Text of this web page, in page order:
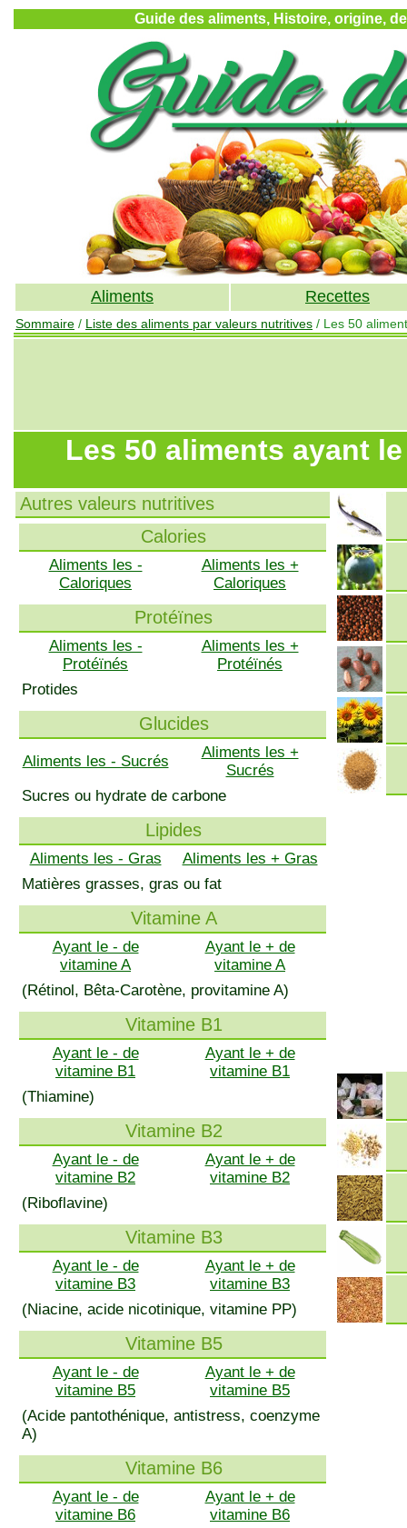
Guide des aliments, Histoire, origine,
Aliments Recettes
Sommaire / Liste des aliments par valeurs nutritives / Les 50
Les 50 aliments ayant
Autres valeurs nutritives
Calories
Aliments les -
Caloriques
Aliments les +
Caloriques
Protéïnes
Aliments les -
Protéïnés
Aliments les +
Protéïnés
Protides
Glucides
Aliments les - Sucrés
Aliments les +
Sucrés
Sucres ou hydrate de carbone
Lipides
Aliments les - Gras
Aliments les + Gras
Matières grasses, gras ou fat
Vitamine A
Ayant le - de
vitamine A
Ayant le + de
vitamine A
(Rétinol, Bêta-Carotène, provitamine A)
Vitamine B1
Ayant le - de
vitamine B1
Ayant le + de
vitamine B1
(Thiamine)
Vitamine B2
Ayant le - de
vitamine B2
Ayant le + de
vitamine B2
(Riboflavine)
Vitamine B3
Ayant le - de
vitamine B3
Ayant le + de
vitamine B3
(Niacine, acide nicotinique, vitamine PP)
Vitamine B5
Ayant le - de
vitamine B5
Ayant le + de
vitamine B5
(Acide pantothénique, antistress, coenzyme
A)
Vitamine B6
Ayant le - de
vitamine B6
Ayant le + de
vitamine B6